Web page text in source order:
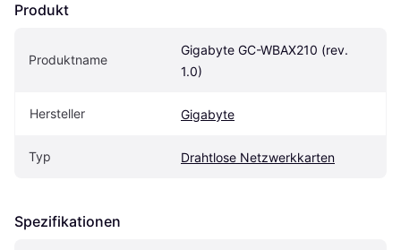
Produkt
Produktname
Gigabyte GC-WBAX210 (rev.
1.0)
Hersteller Gigabyte
Typ Drahtlose Netzwerkkarten
Spezifikationen